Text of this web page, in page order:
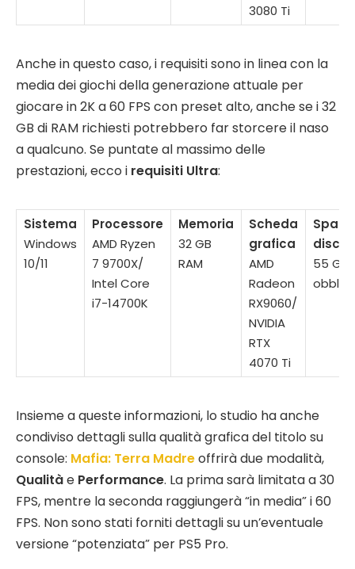
3080 Ti
Anche in questo caso, i requisiti sono in linea con la
media dei giochi della generazione attuale per
giocare in 2K a 60 FPS con preset alto, anche se i 32
GB di RAM richiesti potrebbero far storcere il naso
a qualcuno. Se puntate al massimo delle
prestazioni, ecco i requisiti Ultra:
Sistema
Windows
10/11
Processore
AMD Ryzen
7 9700X/
Intel Core
i7-14700K
Memoria
32 GB
RAM
Scheda
grafica
AMD
Radeon
RX9060/
NVIDIA
RTX
4070 Ti
disco
55 GB;
Insieme a queste informazioni, lo studio ha anche
condiviso dettagli sulla qualità grafica del titolo su
console: Mafia: Terra Madreoffrirà due modalità,
Qualitàe Performance. La prima sarà limitata a 30
FPS, mentre la seconda raggiungerà “in media” i 60
FPS. Non sono stati forniti dettagli su un’eventuale
versione “potenziata” per PS5 Pro.